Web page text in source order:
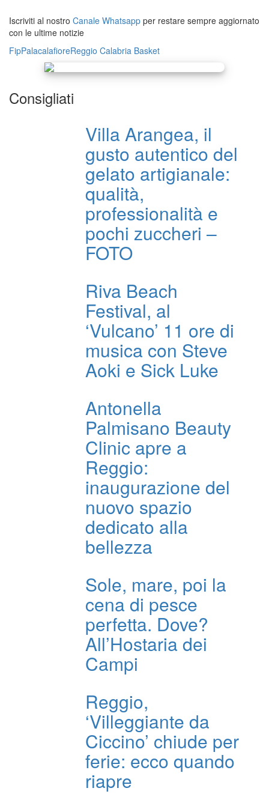
Iscriviti al nostro Canale Whatsapp per restare sempre aggiornato
con le ultime notizie
FipPalacalafioreReggio Calabria Basket
Consigliati
Villa Arangea, il
gusto autentico del
gelato artigianale:
qualità,
professionalità e
pochi zuccheri –
FOTO
Riva Beach
Festival, al
‘Vulcano’ 11 ore di
musica con Steve
Aoki e Sick Luke
Antonella
Palmisano Beauty
Clinic apre a
Reggio:
inaugurazione del
nuovo spazio
dedicato alla
bellezza
Sole, mare, poi la
cena di pesce
perfetta. Dove?
All’Hostaria dei
Campi
Reggio,
‘Villeggiante da
Ciccino’ chiude per
ferie: ecco quando
riapre